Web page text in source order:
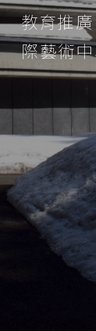
教育推廣
際藝術